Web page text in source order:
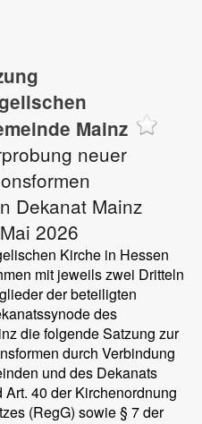
Mainz
neuer
Dekanat Mainz
2026
Kirche in Hessen
mit jeweils zwei Dritteln
der beteiligten
des
die folgende Satzung zur
durch Verbindung
und des Dekanats
40 der Kirchenordnung
(RegG) sowie § 7 der